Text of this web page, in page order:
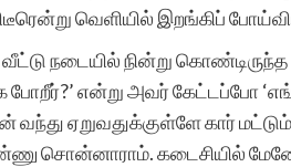
வெளியில் இறங்கிப்
நடையில் நின்று
போறீர்?’ என்று அவர் கேட்டப்போ
வந்து ஏறுவதுக்குள்ளே கார்
சொன்னாராம். கடைசியில்